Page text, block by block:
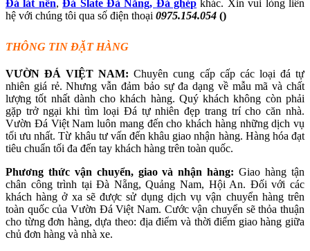
Đá lát nền,Đá Slate Đà Nẵng, Đá ghép khác. Xin vui lòng liên
hệ với chúng tôi qua số điện thoại 0975.154.054 ()
THÔNG TIN ĐẶT HÀNG
VƯỜN ĐÁ VIỆT NAM:Chuyên cung cấp cấp các loại đá tự
nhiên giá rẻ. Nhưng vẫn đảm bảo sự đa dạng về mẫu mã và chất
lượng tốt nhất dành cho khách hàng. Quý khách không còn phải
gặp trở ngại khi tìm loại Đá tự nhiên đẹp trang trí cho căn nhà.
Vườn Đá Việt Nam luôn mang đến cho khách hàng những dịch vụ
tối ưu nhất. Từ khâu tư vấn đến khâu giao nhận hàng. Hàng hóa đạt
tiêu chuẩn tối đa đến tay khách hàng trên toàn quốc.
Phương thức vận chuyển, giao và nhận hàng:Giao hàng tận
chân công trình tại Đà Nẵng, Quảng Nam, Hội An. Đối với các
khách hàng ở xa sẽ được sử dụng dịch vụ vận chuyển hàng trên
toàn quốc của Vườn Đá Việt Nam. Cước vận chuyển sẽ thỏa thuận
cho từng đơn hàng, dựa theo: địa điểm và thời điểm giao hàng giữa
chủ đơn hàng và nhà xe.